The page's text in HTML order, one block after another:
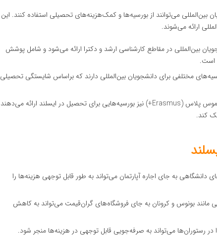
می‌توانند از بورسیه‌ها و کمک‌هزینه‌های تحصیلی استفاده کنند. این
ارائه می‌شوند.
بین‌المللی در مقاطع کارشناسی ارشد و دکترا ارائه می‌شود و شامل پوشش
است.
مختلفی برای دانشجویان بین‌المللی دارند که براساس شایستگی تحصیلی
: سازمان‌های مختلفی مانند اراسموس پلاس (Erasmus+) نیز بورسیه‌هایی برای تحصیل در ایسلند ارائه می‌دهند
کند.
دانشگاهی به جای اجاره آپارتمان می‌تواند به طور قابل توجهی هزینه‌ها را
مانند بونوس و کرونان به جای فروشگاه‌های گران‌قیمت می‌تواند به کاهش
رستوران‌ها می‌تواند به صرفه‌جویی قابل توجهی در هزینه‌ها منجر شود.